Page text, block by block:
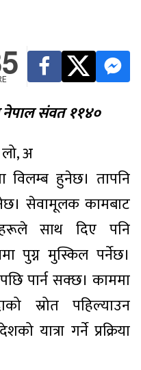
नेपाल संवत ११४०
अ
विलम्ब हुनेछ। तापनि
सेवामूलक कामबाट
साथ दिए पनि
पुग्न मुस्किल पर्नेछ।
पार्न सक्छ। काममा
स्रोत पहिल्याउन
यात्रा गर्ने प्रक्रिया